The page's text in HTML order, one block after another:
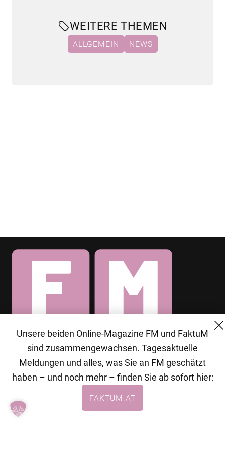
WEITERE THEMEN
ALLGEMEIN NEWS
© 2026 MG Mediengruppe GmbH
MG Mediengruppe GmbH
Burgring 1/7
+43 (1) 522 14 14
Unsere beiden Online-Magazine FM und FaktuM
sind zusammengewachsen. Tagesaktuelle
Meldungen und alles, was Sie an FM geschätzt
haben – und noch mehr – finden Sie ab sofort hier:
FAKTUM.AT